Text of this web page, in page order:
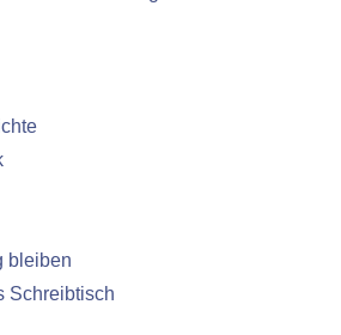
bleiben
Schreibtisch